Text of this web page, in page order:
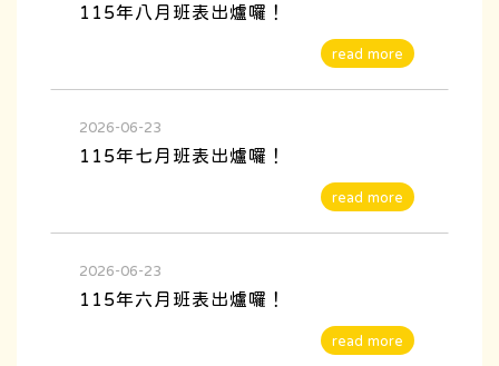
115年八月班表出爐囉！
2026-06-23
115年七月班表出爐囉！
2026-06-23
115年六月班表出爐囉！